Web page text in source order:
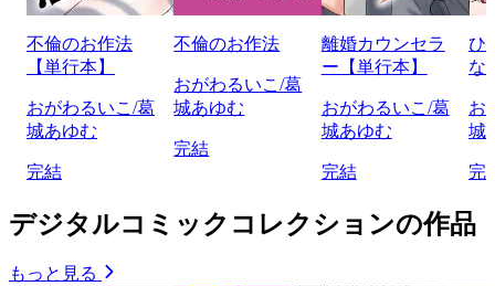
不倫のお作法
【単行本】
おがわるいこ/葛
城あゆむ
完結
不倫のお作法
おがわるいこ/葛
城あゆむ
完結
離婚カウンセラ
ー【単行本】
おがわるいこ/葛
城あゆむ
完結
ひ
な
お
城
完
デジタルコミックコレクションの作品
もっと見る